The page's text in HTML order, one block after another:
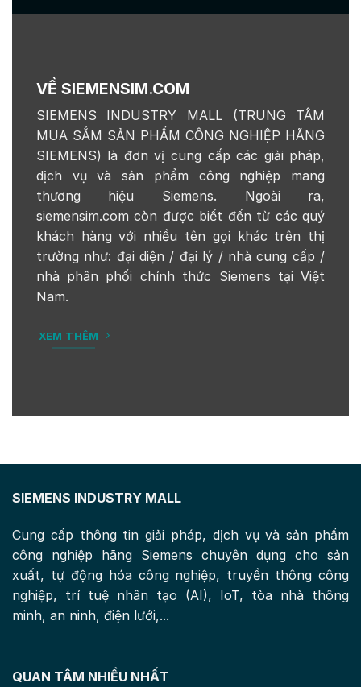
VỀ SIEMENSIM.COM
SIEMENS INDUSTRY MALL (TRUNG TÂM
MUA SẮM SẢN PHẨM CÔNG NGHIỆP HÃNG
SIEMENS) là đơn vị cung cấp các giải pháp,
dịch vụ và sản phẩm công nghiệp mang
thương hiệu Siemens. Ngoài ra,
siemensim.com còn được biết đến từ các quý
khách hàng với nhiều tên gọi khác trên thị
trường như: đại diện / đại lý / nhà cung cấp /
nhà phân phối chính thức Siemens tại Việt
Nam.
XEM THÊM
SIEMENS INDUSTRY MALL
Cung cấp thông tin giải pháp, dịch vụ và sản phẩm
công nghiệp hãng Siemens chuyên dụng cho sản
xuất, tự động hóa công nghiệp, truyền thông công
nghiệp, trí tuệ nhân tạo (AI), IoT, tòa nhà thông
minh, an ninh, điện lưới,...
QUAN TÂM NHIỀU NHẤT